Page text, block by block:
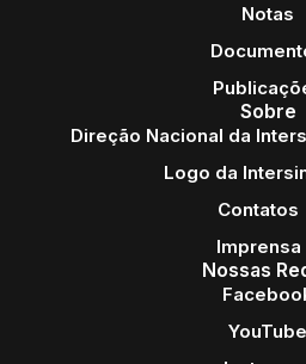
Notas
Sobre
Direção Nacional da
Logo da
Contatos
Imprensa
Nossas
YouTube